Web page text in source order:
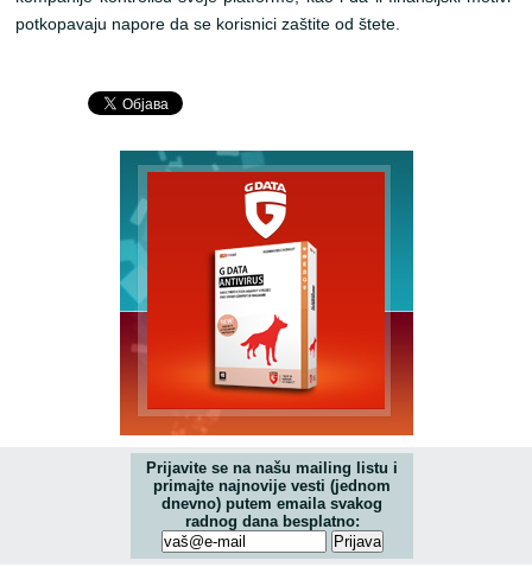
potkopavaju napore da se korisnici zaštite od štete.
Prijavite se na našu mailing listu i
primajte najnovije vesti (jednom
dnevno) putem emaila svakog
radnog dana besplatno: